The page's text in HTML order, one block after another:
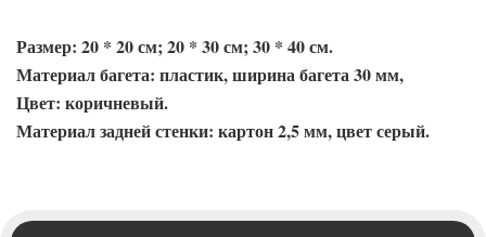
Размер: 20 * 20 см; 20 * 30 см; 30 * 40 см.
Материал багета: пластик, ширина багета 30 мм,
Цвет: коричневый.
Материал задней стенки: картон 2,5 мм, цвет серый.